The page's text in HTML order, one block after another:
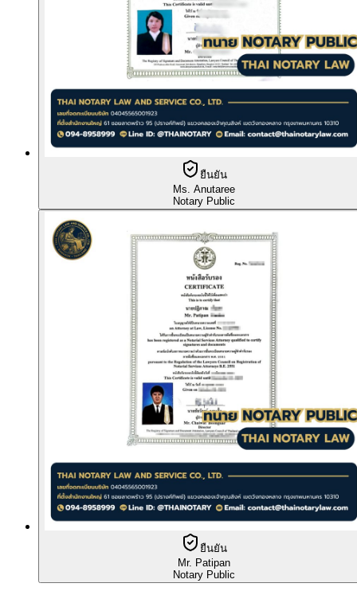
ยืนยัน
Ms. Anutaree
Notary Public
ยืนยัน
Mr. Patipan
Notary Public